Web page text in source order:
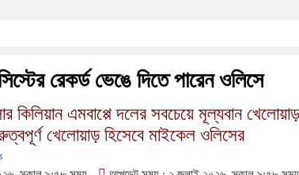
রেকর্ড ভেঙে দিতে পারেন ওলিসে
কিলিয়ান এমবাপ্পে দলের সবচেয়ে মূল্যবান
খেলোয়াড় হিসেবে মাইকেল ওলিসের